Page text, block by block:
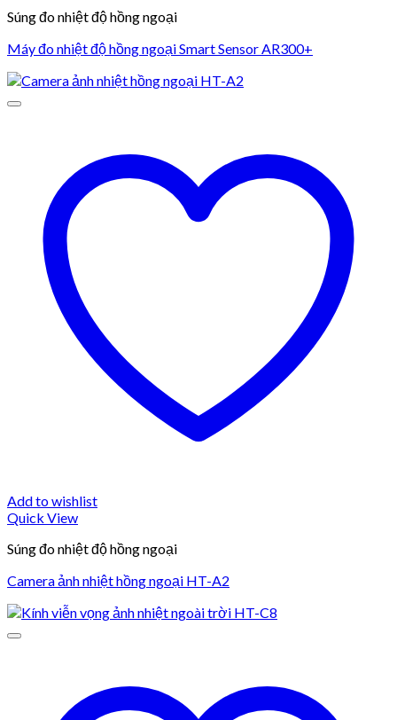
Súng đo nhiệt độ hồng ngoại
Máy đo nhiệt độ hồng ngoại Smart Sensor AR300+
Add to wishlist
Quick View
Súng đo nhiệt độ hồng ngoại
Camera ảnh nhiệt hồng ngoại HT-A2